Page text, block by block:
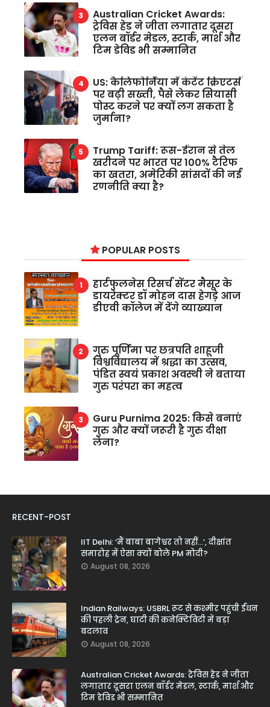
Australian Cricket Awards:
ट्रेविस हेड ने जीता लगातार दूसरा
एलन बॉर्डर मेडल, स्टार्क, मार्श और
टिम डेविड भी सम्मानित
US: कैलिफोर्निया में कंटेंट क्रिएटर्स
पर बढ़ी सख्ती, पैसे लेकर सियासी
पोस्ट करने पर क्यों लग सकता है
जुर्माना?
Trump Tariff: रूस-ईरान से तेल
खरीदने पर भारत पर 100% टैरिफ
का खतरा, अमेरिकी सांसदों की नई
रणनीति क्या है?
POPULAR POSTS
हार्टफुलनेस रिसर्च सेंटर मैसूर के
डायरेक्टर डॉ मोहन दास हेगड़े आज
डीएवी कॉलेज में देंगे व्याख्यान
गुरु पूर्णिमा पर छत्रपति शाहूजी
विश्वविद्यालय में श्रद्धा का उत्सव,
पंडित स्वयं प्रकाश अवस्थी ने बताया
गुरु परंपरा का महत्व
Guru Purnima 2025: किसे बनाएं
गुरु और क्यों जरूरी है गुरु दीक्षा
लेना?
RECENT-POST
IIT Delhi: ‘मैं बाबा बागेश्वर तो नहीं...’, दीक्षांत
समारोह में ऐसा क्यों बोले PM मोदी?
August 08, 2026
Indian Railways: USBRL रूट से कश्मीर पहुंची ईंधन
की पहली ट्रेन, घाटी की कनेक्टिविटी में बड़ा
बदलाव
August 08, 2026
Australian Cricket Awards: ट्रेविस हेड ने जीता
लगातार दूसरा एलन बॉर्डर मेडल, स्टार्क, मार्श और
टिम डेविड भी सम्मानित